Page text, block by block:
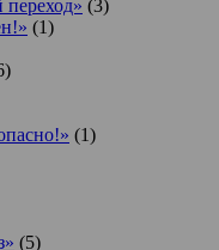
(3)
(1)
(1)
(5)